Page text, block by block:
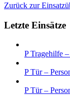
Zurück zur
Letzte Einsätze
P Tragehilfe
P Tür –
P Tür –